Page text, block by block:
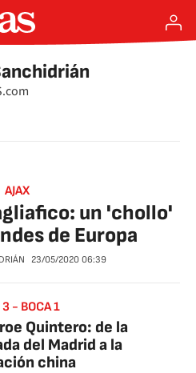
AJAX
un 'chollo'
de Europa
23/05/2020 06:39
3 - BOCA 1
Quintero: de la
del Madrid a la
china